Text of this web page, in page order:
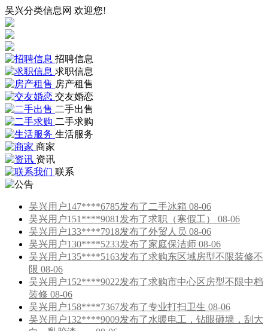
吴兴分类信息网 欢迎您!
招聘信息
求职信息
房产租售
交友婚恋
二手出售
二手求购
生活服务
商家
资讯
联系
吴兴用户147****6785发布了二手冰箱 08-06
吴兴用户151****9081发布了求职（寒假工） 08-06
吴兴用户133****7918发布了外贸人员 08-06
吴兴用户130****5233发布了家庭保洁师 08-06
吴兴用户135****5163发布了求购东区域房型不限装修不
限 08-06
吴兴用户152****9022发布了求购市中心区房型不限中档
装修 08-06
吴兴用户158****7367发布了专业打扫卫生 08-06
吴兴用户132****9009发布了水暖电工，钻眼砸墙，刮大